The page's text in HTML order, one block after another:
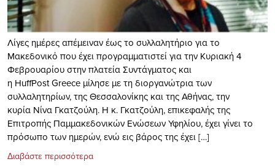
Λίγες ημέρες απέμειναν έως το συλλαλητήριο για το
Μακεδονικό που έχει προγραμματιστεί για την Κυριακή 4
Φεβρουαρίου στην πλατεία Συντάγματος και
η HuffPost Greece μίλησε με τη διοργανώτρια των
συλλαλητηρίων, της Θεσσαλονίκης και της Αθήνας, την
κυρία Νίνα Γκατζούλη. Η κ. Γκατζούλη, επικεφαλής της
Επιτροπής Παμμακεδονικών Ενώσεων Υφηλίου, έχει γίνει το
πρόσωπο των ημερών, ενώ εις βάρος της έχει […]
Διαβάστε περισσότερα